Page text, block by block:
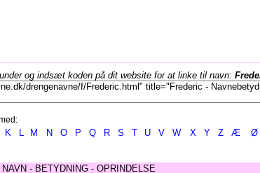
og indsæt koden på dit website for at linke til navn:
K L M N O P Q R S T U V W X Y Z Æ Ø
NAVN - BETYDNING - OPRINDELSE